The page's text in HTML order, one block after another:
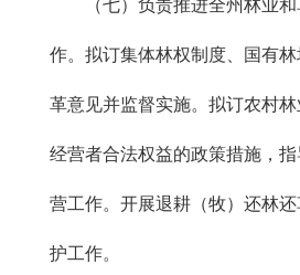
（七）负责推进全州林业和
作。拟订集体林权制度、国有
革意见并监督实施。拟订农村
经营者合法权益的政策措施，
营工作。开展退耕（牧）还林
护工作。